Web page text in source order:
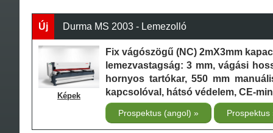
Új Durma MS 2003 - Lemezolló
Képek
Fix vágószögű (NC) 2mX3mm
lemezvastagság: 3 mm, vágási
hornyos tartókar, 550 mm
kapcsolóval, hátsó védelem, CE-
Prospektus (angol) Prospektus